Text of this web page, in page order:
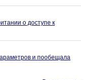
о доступе к
и пообещала